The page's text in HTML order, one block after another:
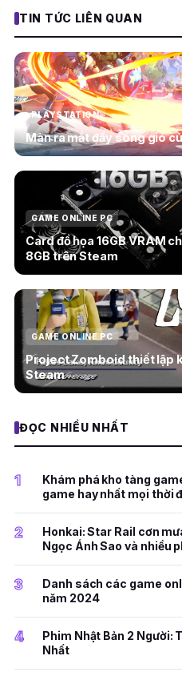
TIN TỨC LIÊN QUAN
PLAYSTATION
Màn ra mắt đầy sóng gió
GAME ONLINE PC
Card đồ họa 16GB VRAM
8GB trên Steam
GAME ONLINE PC
Project Zomboid thiết lập
Steam
ĐỌC NHIỀU NHẤT
1
Khám phá kho tàng
game hay nhất mọi thời
2
Honkai: Star Rail cơn
Ngọc Ánh Sao và nhiều
3
Danh sách các game
năm 2024
4
Phim Nhật Bản 2 Người:
Nhất